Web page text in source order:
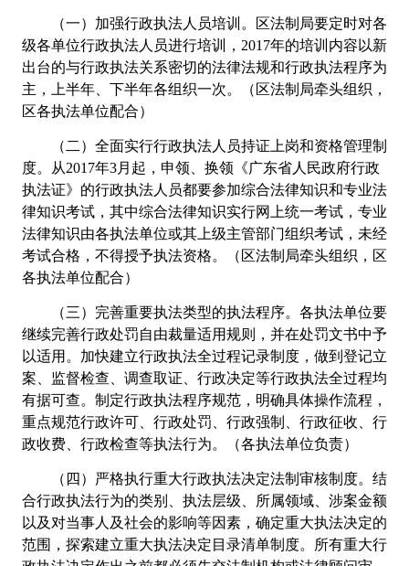
（一）加强行政执法人员培训。区法制局要定时对各
级各单位行政执法人员进行培训， 2017年的培训内容以新
出台的与行政执法关系密切的法律法规和行政执法程序为
主，上半年、下半年各组织一次。（区法制局牵头组织，
区各执法单位配合）
（二）全面实行行政执法人员持证上岗和资格管理制
度。从2017年3月起，申领、换领《广东省人民政府行政
执法证》的行政执法人员都要参加综合法律知识和专业法
律知识考试，其中综合法律知识实行网上统一考试，专业
法律知识由各执法单位或其上级主管部门组织考试，未经
考试合格，不得授予执法资格。（区法制局牵头组织，区
各执法单位配合）
（三）完善重要执法类型的执法程序。各执法单位要
继续完善行政处罚自由裁量适用规则，并在处罚文书中予
以适用。加快建立行政执法全过程记录制度，做到登记立
案、监督检查、调查取证、 行政决定等行政执法全过程均
有据可查。制定行政执法程序规范，明确具体操作流程，
重点规范行政许可、行政处罚、行政强制、 行政征收、行
政收费、行政检查等执法行为。（各执法单位负责）
（四）严格执行重大行政执法决定法制审核制度。结
合行政执法行为的类别、执法层级、所属领域、涉案金额
以及对当事人及社会的影响等因素，确定重大执法决定的
范围，探索建立重大执法决定目录清单制度。所有重大行